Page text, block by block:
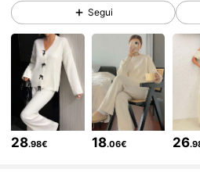
4.75 354K Follower
354K Follower
4.75 354K Follower
Segui
28.98€ 18.06€ 26